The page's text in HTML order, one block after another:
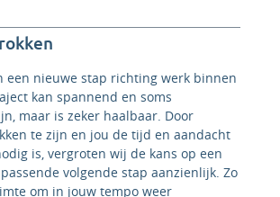
een nieuwe stap richting werk binnen
kan spannend en soms
maar is zeker haalbaar. Door
te zijn en jou de tijd en aandacht
is, vergroten wij de kans op een
volgende stap aanzienlijk. Zo
om in jouw tempo weer